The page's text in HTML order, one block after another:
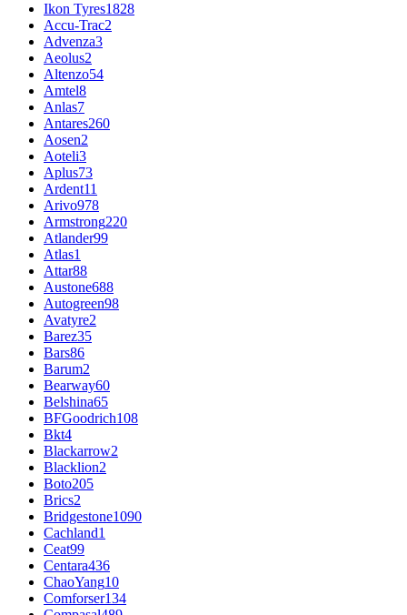
Ikon Tyres1828
Accu-Trac2
Advenza3
Aeolus2
Altenzo54
Amtel8
Anlas7
Antares260
Aosen2
Aoteli3
Aplus73
Ardent11
Arivo978
Armstrong220
Atlander99
Atlas1
Attar88
Austone688
Autogreen98
Avatyre2
Barez35
Bars86
Barum2
Bearway60
Belshina65
BFGoodrich108
Bkt4
Blackarrow2
Blacklion2
Boto205
Brics2
Bridgestone1090
Cachland1
Ceat99
Centara436
ChaoYang10
Comforser134